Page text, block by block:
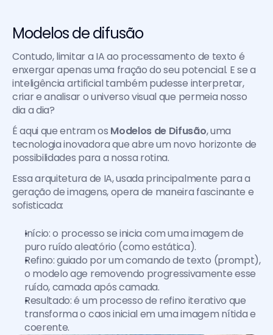
Modelos de difusão
Contudo, limitar a IA ao processamento de texto é
enxergar apenas uma fração do seu potencial. E se a
inteligência artificial também pudesse interpretar,
criar e analisar o universo visual que permeia nosso
dia a dia?
É aqui que entram os Modelos de Difusão, uma
tecnologia inovadora que abre um novo horizonte de
possibilidades para a nossa rotina.
Essa arquitetura de IA, usada principalmente para a
geração de imagens, opera de maneira fascinante e
sofisticada:
Início: o processo se inicia com uma imagem de
puro ruído aleatório (como estática).
Refino: guiado por um comando de texto (prompt),
o modelo age removendo progressivamente esse
ruído, camada após camada.
Resultado: é um processo de refino iterativo que
transforma o caos inicial em uma imagem nítida e
coerente.